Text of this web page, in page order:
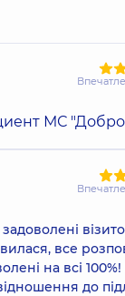
МС
все
на всі
до